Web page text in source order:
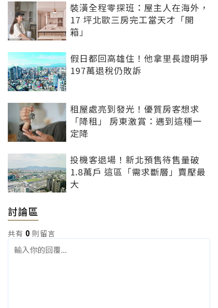
裝潢全程零探班：屋主人在海外，
17 坪北歐三房完工當天才「開
箱」
假日都回高雄住！他拿里長證明爭
197萬退稅仍敗訴
租屋處亮到發光！優質房客想求
「降租」 房東激賞：遇到這種一
定降
投機客退場！新北預售待售量破
1.8萬戶 這區「需求斷層」賣壓最
大
討論區
共有 0 則留言